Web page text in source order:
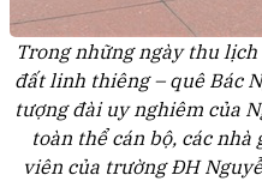
Trong những ngày thu
đất linh thiêng – quê Bác
tượng đài uy nghiêm của
toàn thể cán bộ, các nhà
viên của trường ĐH